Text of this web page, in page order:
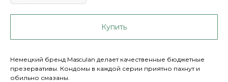
Купить
Немецкий бренд Masculan делает качественные бюджетные
презервативы. Кондомы в каждой серии приятно пахнут и
обильно смазаны.